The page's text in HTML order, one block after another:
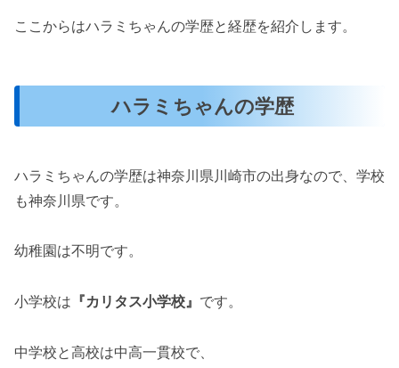
ここからはハラミちゃんの学歴と経歴を紹介します。
ハラミちゃんの学歴
ハラミちゃんの学歴は神奈川県川崎市の出身なので、学校
も神奈川県です。
幼稚園は不明です。
小学校は 『カリタス小学校』 です。
中学校と高校は中高一貫校で、